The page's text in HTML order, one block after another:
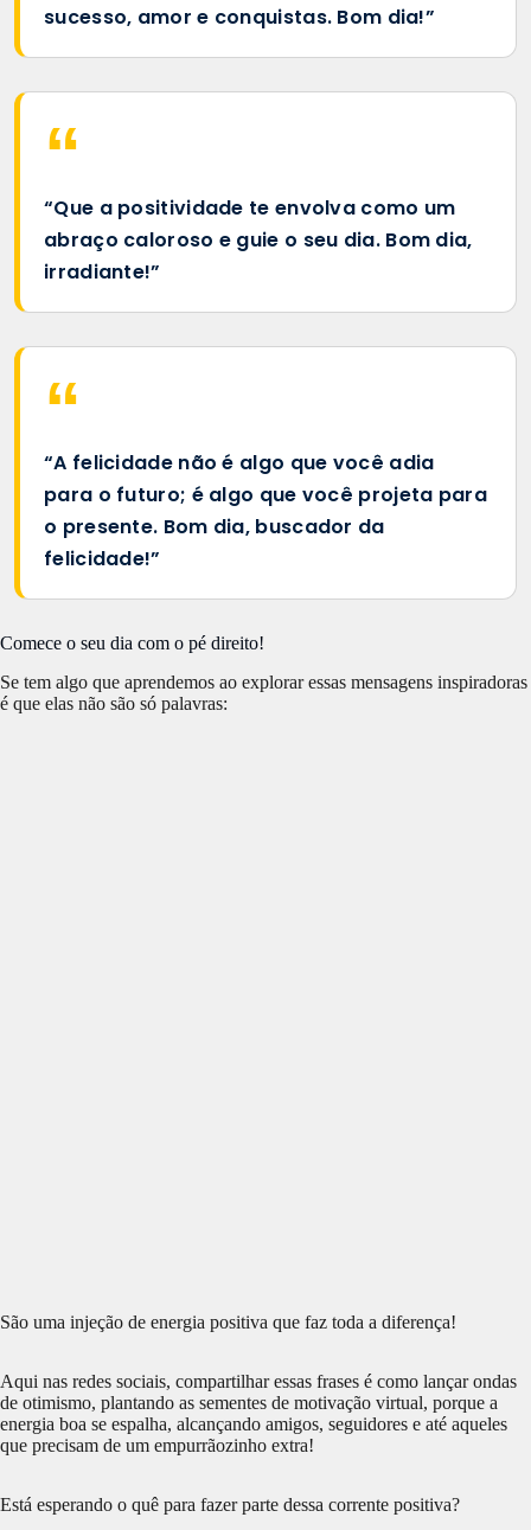
sucesso, amor e conquistas. Bom dia!”
“Que a positividade te envolva como um
abraço caloroso e guie o seu dia. Bom dia,
irradiante!”
“A felicidade não é algo que você adia
para o futuro; é algo que você projeta para
o presente. Bom dia, buscador da
felicidade!”
Comece o seu dia com o pé direito!
Se tem algo que aprendemos ao explorar essas mensagens inspiradoras
é que elas não são só palavras:
São uma injeção de energia positiva que faz toda a diferença!
Aqui nas redes sociais, compartilhar essas frases é como lançar ondas
de otimismo, plantando as sementes de motivação virtual, porque a
energia boa se espalha, alcançando amigos, seguidores e até aqueles
que precisam de um empurrãozinho extra!
Está esperando o quê para fazer parte dessa corrente positiva?